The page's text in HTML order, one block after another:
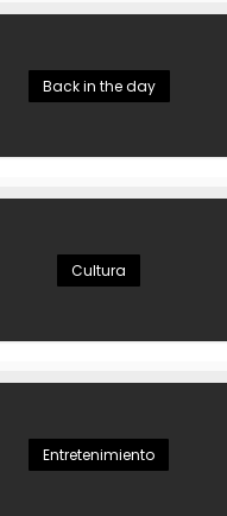
Back in the day
Cultura
Entretenimiento